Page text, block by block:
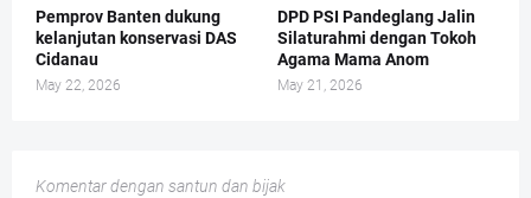
Pemprov Banten dukung
kelanjutan konservasi DAS
Cidanau
May 22, 2026
DPD PSI Pandeglang Jalin
Silaturahmi dengan Tokoh
Agama Mama Anom
May 21, 2026
Komentar dengan santun dan bijak